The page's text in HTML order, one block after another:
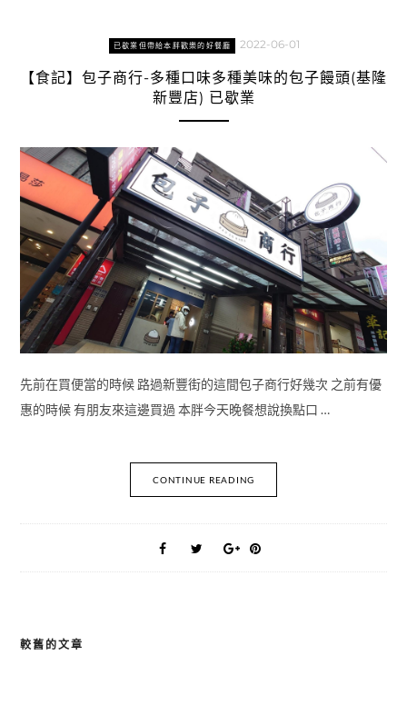
已歇業但帶給本胖歡樂的好餐廳 2022-06-01
【食記】包子商行-多種口味多種美味的包子饅頭(基隆
新豐店) 已歇業
先前在買便當的時候 路過新豐街的這間包子商行好幾次 之前有優
惠的時候 有朋友來這邊買過 本胖今天晚餐想說換點口 …
CONTINUE READING
文
較舊的文章